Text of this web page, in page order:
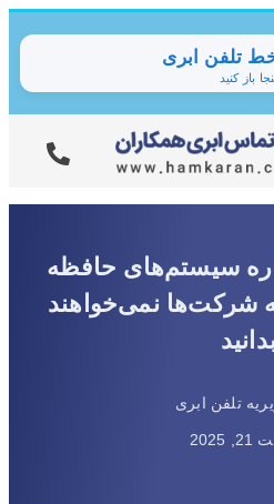
تلفن ابری
باز کنید
سیستم‌های حافظه
نمی‌خواهند
بدانید
تلفن ابری